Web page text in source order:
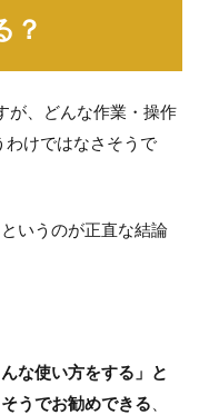
？
が、どんな作業・操作
わけではなさそうで
というのが正直な結論
んな使い方をする」と
うでお勧めできる